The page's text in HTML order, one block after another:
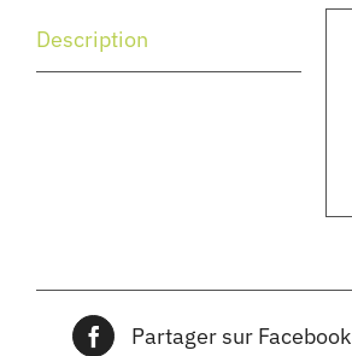
Description
Partager sur Facebook